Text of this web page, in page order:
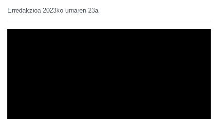
Erredakzioa 2023ko urriaren 23a